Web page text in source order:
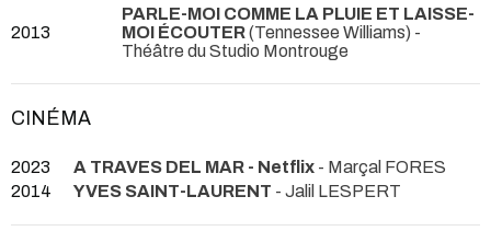
2013
PARLE-MOI COMME LA PLUIE ET LAISSE-
MOI ÉCOUTER(Tennessee Williams) -
Théâtre du Studio Montrouge
CINÉMA
2023 A TRAVES DEL MAR - Netflix - Marçal FORES
2014
YVES SAINT-LAURENT - Jalil LESPERT